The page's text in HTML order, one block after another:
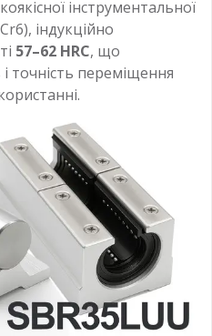
інструментальної
індукційно
57–62 HRC, що
і точність переміщення